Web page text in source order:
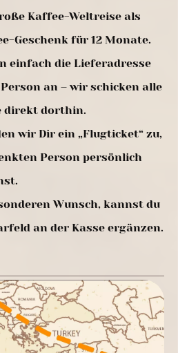
Kaffee-Weltreise als
Geschenk für 12 Monate.
einfach die Lieferadresse
an – wir schicken alle
direkt dorthin.
wir Dir ein „Flugticket“ zu,
Person persönlich
Wunsch, kannst du
an der Kasse ergänzen.